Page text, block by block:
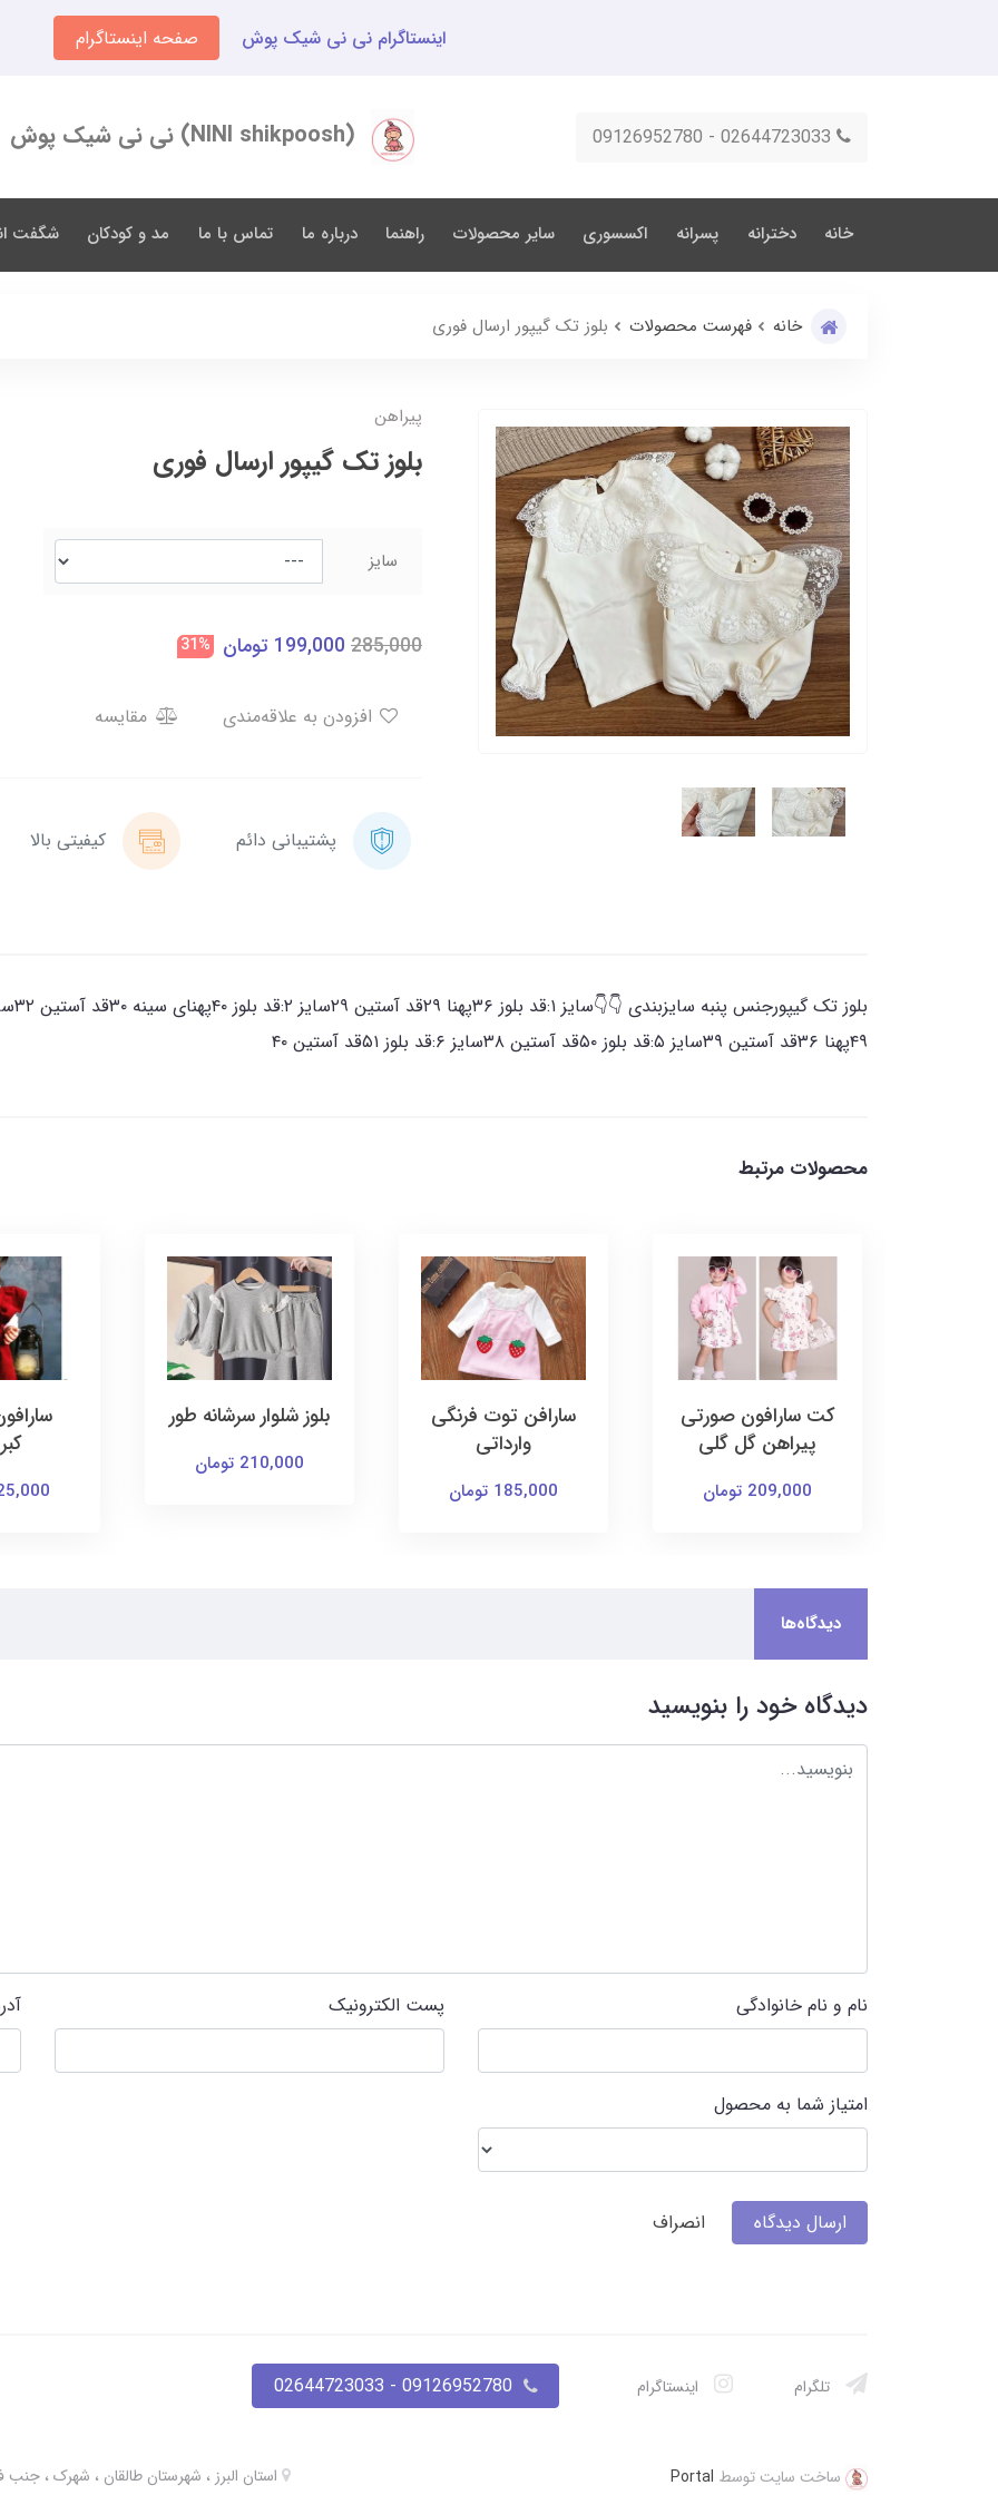
اینستاگرام نی نی شیک پوش صفحه اینستاگرام
02644723033 - 09126952780 (NINI shikpoosh) نی نی شیک پوش
خانه دخترانه پسرانه اکسسوری سایر محصولات راهنما درباره ما تماس با ما مد و کودکان شگفت
خانه فهرست محصولات بلوز تک گیپور ارسال فوری
پیراهن
بلوز تک گیپور ارسال فوری
سایز
285,000
199,000 تومان 31%
مقایسه
پشتیبانی دائم کیفیتی بالا
۴۹پهنا ۳۶قد آستین ۳۹سایز ۵:قد بلوز ۵۰قد آستین ۳۸سایز ۶:قد بلوز ۵۱قد آستین ۴۰
محصولات مرتبط
سارافن توت فرنگی
وارداتی
185,000 تومان
بلوز شلوار سرشانه طور
210,000 تومان
سارافون مخمل
پیراهن
145,000
دیدگاه‌ها
دیدگاه خود را بنویسید
نام و نام خانوادگی پست الکترونیک
امتیاز شما به محصول
ارسال دیدگاه انصراف
تلگرام اینستاگرام 09126952780 - 02644723033
ساخت سایت توسط Portal استان البرز ، شهرستان طالقان ، شهرک ،